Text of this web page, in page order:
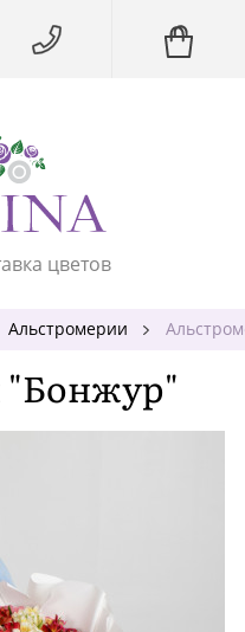
цветов
Альстромерии
"Бонжур"